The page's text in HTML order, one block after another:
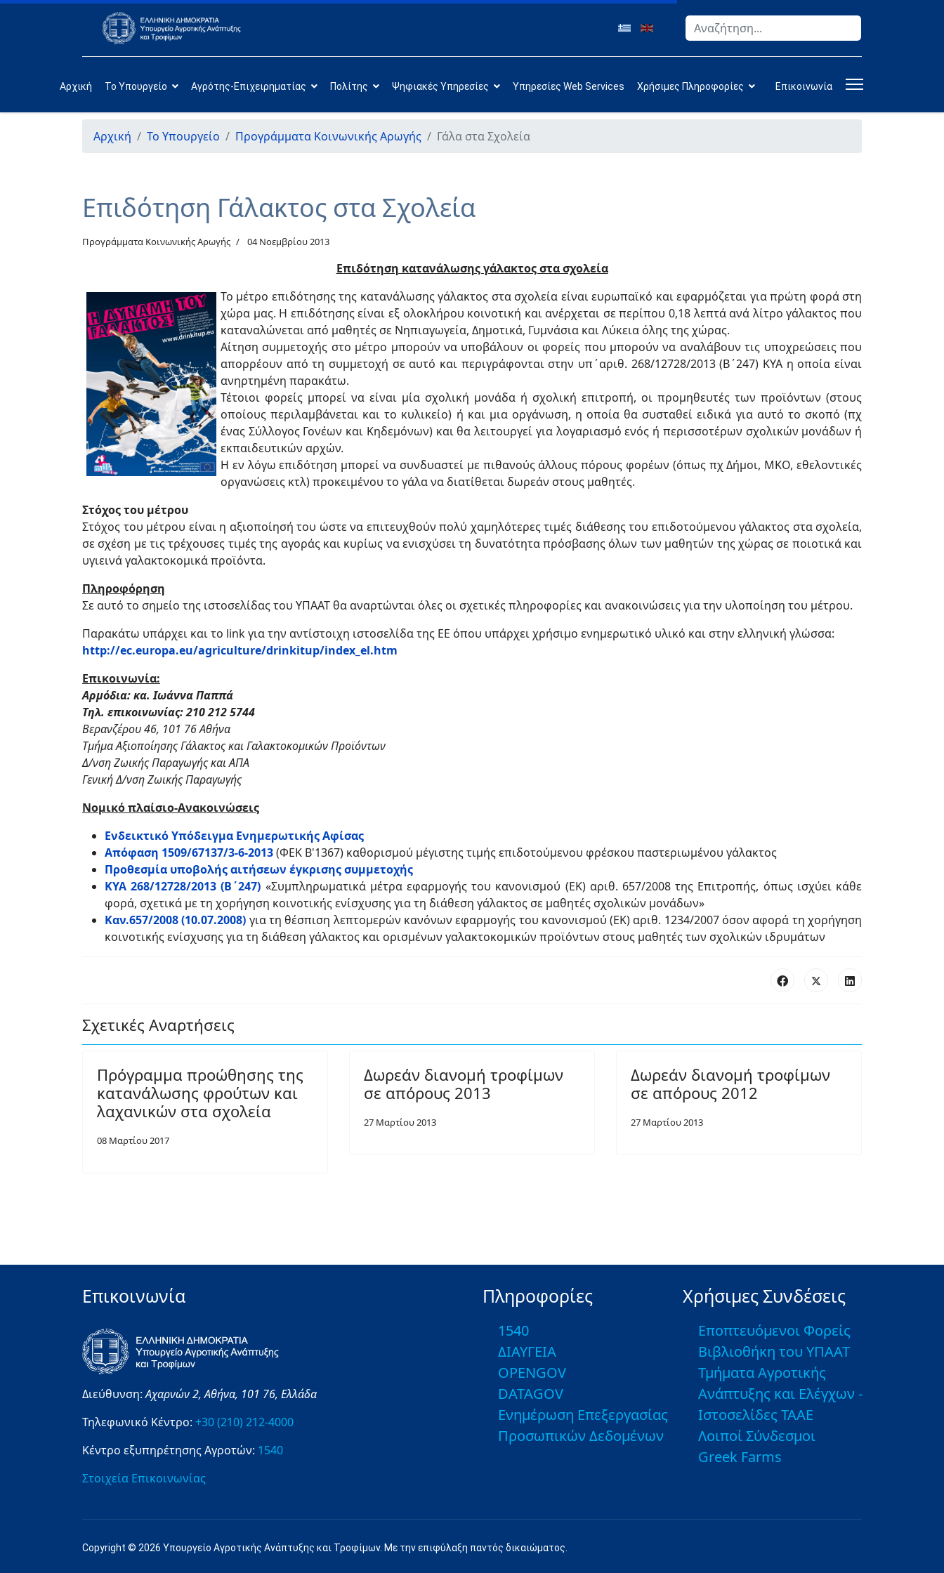
Αναζήτηση
Αρχική Το Υπουργείο Αγρότης-Επιχειρηματίας Πολίτης Ψηφιακές Υπηρεσίες Υπηρεσίες Web Services Χρήσιμες Πληροφορίες Επικοινωνία
Αρχική Το Υπουργείο Προγράμματα Κοινωνικής Αρωγής Γάλα στα Σχολεία
Επιδότηση Γάλακτος στα Σχολεία
Προγράμματα Κοινωνικής Αρωγής 04 Νοεμβρίου 2013
Επιδότηση κατανάλωσης γάλακτος στα σχολεία
Το μέτρο επιδότησης της κατανάλωσης γάλακτος στα σχολεία είναι ευρωπαϊκό και εφαρμόζεται για πρώτη φορά στη
χώρα μας. Η επιδότησης είναι εξ ολοκλήρου κοινοτική και ανέρχεται σε περίπου 0,18 λεπτά ανά λίτρο γάλακτος που
καταναλώνεται από μαθητές σε Νηπιαγωγεία, Δημοτικά, Γυμνάσια και Λύκεια όλης της χώρας.
Αίτηση συμμετοχής στο μέτρο μπορούν να υποβάλουν οι φορείς που μπορούν να αναλάβουν τις υποχρεώσεις που
απορρέουν από τη συμμετοχή σε αυτό και περιγράφονται στην υπ΄αριθ. 268/12728/2013 (Β΄247) ΚΥΑ η οποία είναι
ανηρτημένη παρακάτω.
Τέτοιοι φορείς μπορεί να είναι μία σχολική μονάδα ή σχολική επιτροπή, οι προμηθευτές των προϊόντων (στους
οποίους περιλαμβάνεται και το κυλικείο) ή και μια οργάνωση, η οποία θα συσταθεί ειδικά για αυτό το σκοπό (πχ
ένας Σύλλογος Γονέων και Κηδεμόνων) και θα λειτουργεί για λογαριασμό ενός ή περισσοτέρων σχολικών μονάδων ή
εκπαιδευτικών αρχών.
Η εν λόγω επιδότηση μπορεί να συνδυαστεί με πιθανούς άλλους πόρους φορέων (όπως πχ Δήμοι, ΜΚΟ, εθελοντικές
οργανώσεις κτλ) προκειμένου το γάλα να διατίθεται δωρεάν στους μαθητές.
Στόχος του μέτρου
Στόχος του μέτρου είναι η αξιοποίησή του ώστε να επιτευχθούν πολύ χαμηλότερες τιμές διάθεσης του επιδοτούμενου γάλακτος στα σχολεία,
σε σχέση με τις τρέχουσες τιμές της αγοράς και κυρίως να ενισχύσει τη δυνατότητα πρόσβασης όλων των μαθητών της χώρας σε ποιοτικά και
υγιεινά γαλακτοκομικά προϊόντα.
Πληροφόρηση
Σε αυτό το σημείο της ιστοσελίδας του ΥΠΑΑΤ θα αναρτώνται όλες οι σχετικές πληροφορίες και ανακοινώσεις για την υλοποίηση του μέτρου.
Παρακάτω υπάρχει και το link για την αντίστοιχη ιστοσελίδα της ΕΕ όπου υπάρχει χρήσιμο ενημερωτικό υλικό και στην ελληνική γλώσσα:
http://ec.europa.eu/agriculture/drinkitup/index_el.htm
Επικοινωνία:
Αρμόδια: κα. Ιωάννα Παππά
Τηλ. επικοινωνίας: 210 212 5744
Βερανζέρου 46, 101 76 Αθήνα
Τμήμα Αξιοποίησης Γάλακτος και Γαλακτοκομικών Προϊόντων
Δ/νση Ζωικής Παραγωγής και ΑΠΑ
Γενική Δ/νση Ζωικής Παραγωγής
Νομικό πλαίσιο-Ανακοινώσεις
Ενδεικτικό Υπόδειγμα Ενημερωτικής Αφίσας
Απόφαση 1509/67137/3-6-2013(ΦΕΚ Β'1367) καθορισμού μέγιστης τιμής επιδοτούμενου φρέσκου παστεριωμένου γάλακτος
Προθεσμία υποβολής αιτήσεων έγκρισης συμμετοχής
ΚΥΑ 268/12728/2013 (Β΄247) «Συμπληρωματικά μέτρα εφαρμογής του κανονισμού (ΕΚ) αριθ. 657/2008 της Επιτροπής, όπως ισχύει κάθε
φορά, σχετικά με τη χορήγηση κοινοτικής ενίσχυσης για τη διάθεση γάλακτος σε μαθητές σχολικών μονάδων»
Καν.657/2008 (10.07.2008) για τη θέσπιση λεπτομερών κανόνων εφαρμογής του κανονισμού (ΕΚ) αριθ. 1234/2007 όσον αφορά τη χορήγηση
κοινοτικής ενίσχυσης για τη διάθεση γάλακτος και ορισμένων γαλακτοκομικών προϊόντων στους μαθητές των σχολικών ιδρυμάτων
Σχετικές Αναρτήσεις
Πρόγραμμα προώθησης της
κατανάλωσης φρούτων και
λαχανικών στα σχολεία
08 Μαρτίου 2017
Δωρεάν διανομή τροφίμων
σε απόρους 2013
27 Μαρτίου 2013
Δωρεάν διανομή τροφίμων
σε απόρους 2012
27 Μαρτίου 2013
Επικοινωνία
Διεύθυνση:Αχαρνών 2,Αθήνα, 101 76, Ελλάδα
Τηλεφωνικό Κέντρο: +30 (210) 212-4000
Κέντρο εξυπηρέτησης Αγροτών: 1540
Στοιχεία Επικοινωνίας
Πληροφορίες
1540
ΔΙΑΥΓΕΙΑ
OPENGOV
DATAGOV
Ενημέρωση Επεξεργασίας
Προσωπικών Δεδομένων
Χρήσιμες Συνδέσεις
Εποπτευόμενοι Φορείς
Βιβλιοθήκη του ΥΠΑΑΤ
Τμήματα Αγροτικής
Ανάπτυξης και Ελέγχων -
Ιστοσελίδες ΤΑΑΕ
Λοιποί Σύνδεσμοι
Greek Farms
Copyright © 2026 Υπουργείο Αγροτικής Ανάπτυξης και Τροφίμων. Με την επιφύλαξη παντός δικαιώματος.